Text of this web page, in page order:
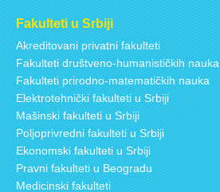
Fakulteti u Srbiji
Akreditovani privatni fakulteti
Fakulteti društveno-humanističkih nauka
Fakulteti prirodno-matematičkih nauka
Elektrotehnički fakulteti u Srbiji
Mašinski fakulteti u Srbiji
Poljoprivredni fakulteti u Srbiji
Ekonomski fakulteti u Srbiji
Pravni fakulteti u Beogradu
Medicinski fakulteti